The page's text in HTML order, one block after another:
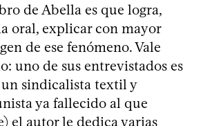
de Abella es que logra,
oral, explicar con mayor
de ese fenómeno. Vale
uno de sus entrevistados es
sindicalista textil y
ya fallecido al que
el autor le dedica varias